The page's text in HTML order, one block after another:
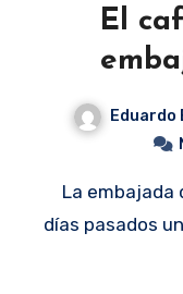
El
Eduardo
La embajada del Perú en Paraguay ofreció
días pasados